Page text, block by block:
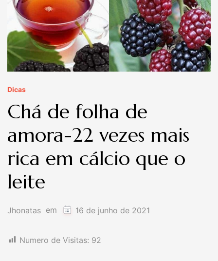
Dicas
Chá de folha de
amora-22 vezes mais
rica em cálcio que o
leite
Jhonatas em 16 de junho de 2021
Numero de Visitas: 92